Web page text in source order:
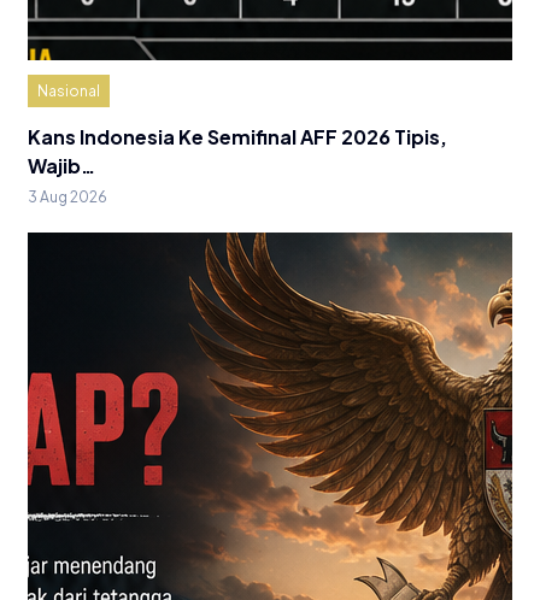
Nasional
Kans Indonesia Ke Semifinal AFF 2026 Tipis,
Wajib…
3 Aug 2026